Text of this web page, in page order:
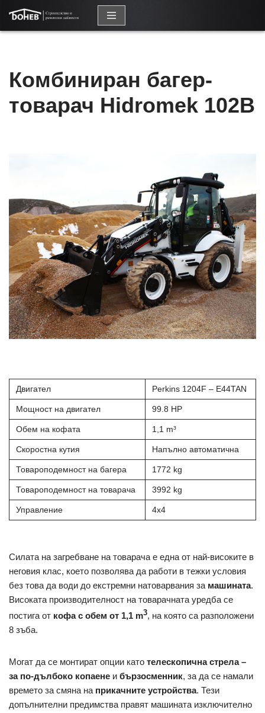
Продължете
Комбиниран багер-
товарач Hidromek 102B
Двигател Perkins 1204F – E44TAN
Мощност на двигател 99.8 HP
Обем на кофата 1,1 m³
Скоростна кутия Напълно автоматична
Товароподемност на багера 1772 kg
Товароподемност на товарача 3992 kg
Управление 4х4
Силата на загребване на товарача е една от най-високите в
неговия клас, което позволява да работи в тежки условия
без това да води до екстремни натоварвания за машината.
Високата производителност на товарачната уредба се
постига от кофа с обем от 1,1 m3, на която са разположени
8 зъба.
Могат да се монтират опции като телескопична стрела –
за по-дълбоко копаене и бързосменник, за да се намали
времето за смяна на прикачните устройства. Тези
допълнителни предимства правят машината изключително